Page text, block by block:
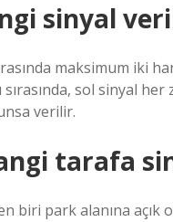
sinyal
maksimum iki
sırasında, sol sinyal
verilir.
tarafa
biri park alanına açık